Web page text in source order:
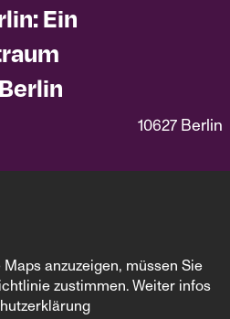
Ein
10627 Berlin
anzuzeigen, müssen Sie
zustimmen. Weiter infos